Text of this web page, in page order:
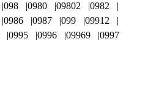
098 0980 09802
0982
0986 0987 099
09912
0995 0996 09969 0997